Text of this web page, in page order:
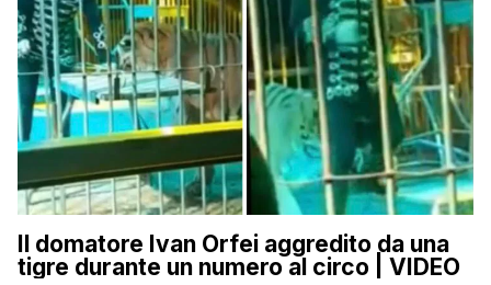
Il domatore Ivan Orfei aggredito da una
tigre durante un numero al circo | VIDEO